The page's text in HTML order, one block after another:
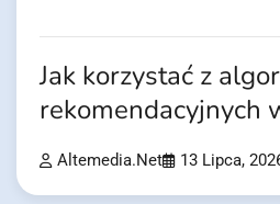
Jak korzystać z
rekomendacyjnych
Altemedia.net 13 Lipca,